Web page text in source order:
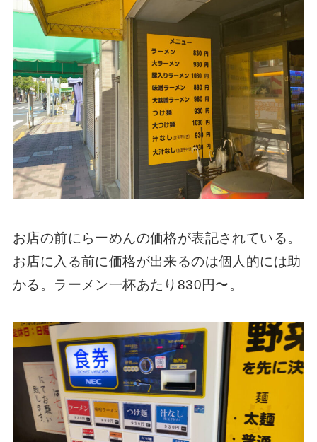
お店の前にらーめんの価格が表記されている。
お店に入る前に価格が出来るのは個人的には助
かる。ラーメン一杯あたり830円〜。